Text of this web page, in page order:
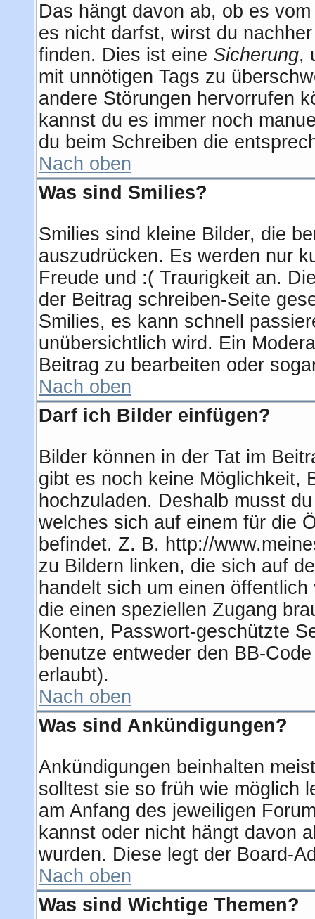
Das hängt davon ab, ob es
es nicht darfst, wirst du
finden. Dies ist eine Sicherung,
mit unnötigen Tags zu
andere Störungen hervorrufen
kannst du es immer noch
du beim Schreiben die
Nach oben
Was sind Smilies?
Smilies sind kleine Bilder, die
auszudrücken. Es werden nur
Freude und :( Traurigkeit an.
der Beitrag schreiben-Seite
Smilies, es kann schnell
unübersichtlich wird. Ein
Beitrag zu bearbeiten oder
Nach oben
Darf ich Bilder einfügen?
Bilder können in der Tat im
gibt es noch keine Möglichkeit,
hochzuladen. Deshalb musst
welches sich auf einem für die
befindet. Z. B. http://
zu Bildern linken, die sich auf
handelt sich um einen
die einen speziellen Zugang
Konten, Passwort-geschützte
benutze entweder den BB-
erlaubt).
Nach oben
Was sind Ankündigungen?
Ankündigungen beinhalten
solltest sie so früh wie möglich
am Anfang des jeweiligen
kannst oder nicht hängt davon
wurden. Diese legt der Board-
Nach oben
Was sind Wichtige Themen?